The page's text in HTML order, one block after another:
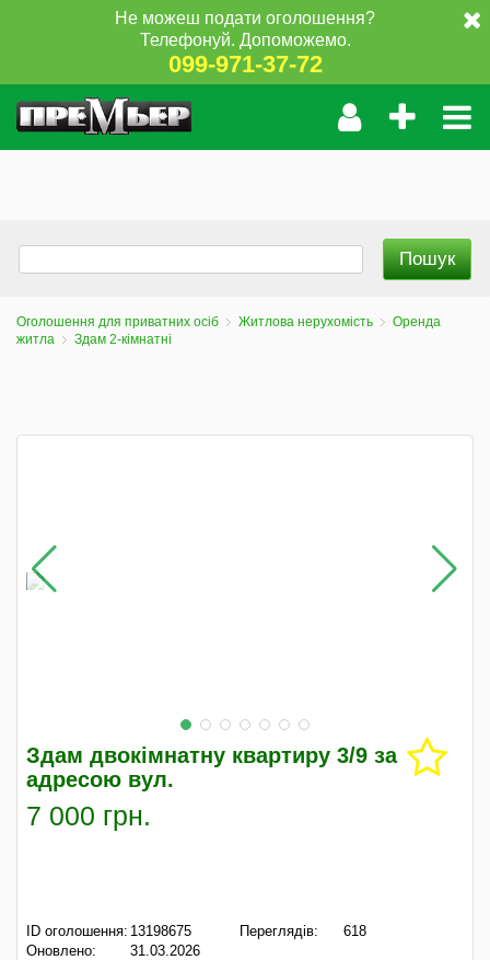
Не можеш подати оголошення?
Телефонуй. Допоможемо.
099-971-37-72
Оголошення для приватних осіб Житлова нерухомість
Оренда
житла
Здам 2-кімнатні
Здам двокімнатну квартиру 3/9 за
адресою вул.
7 000 грн.
ID оголошення: 13198675
Оновлено:
31.03.2026
Переглядів: 618